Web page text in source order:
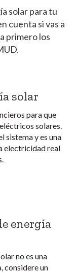
solar para tu
cuenta si vas a
primero los
solar
para que
solares.
sistema y es una
electricidad real
energía
no es una
considere un